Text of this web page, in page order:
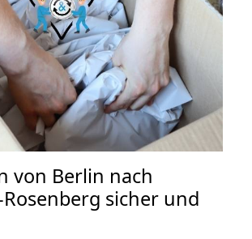
von Berlin nach
sicher und